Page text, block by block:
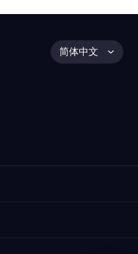
简体中文